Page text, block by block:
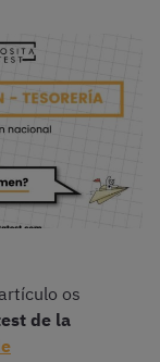
os
de la